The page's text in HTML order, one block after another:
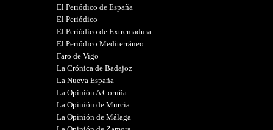
El Periódico de España
El Periódico
El Periódico de Extremadura
El Periódico Mediterráneo
Faro de Vigo
La Crónica de Badajoz
La Nueva España
La Opinión A Coruña
La Opinión de Murcia
La Opinión de Málaga